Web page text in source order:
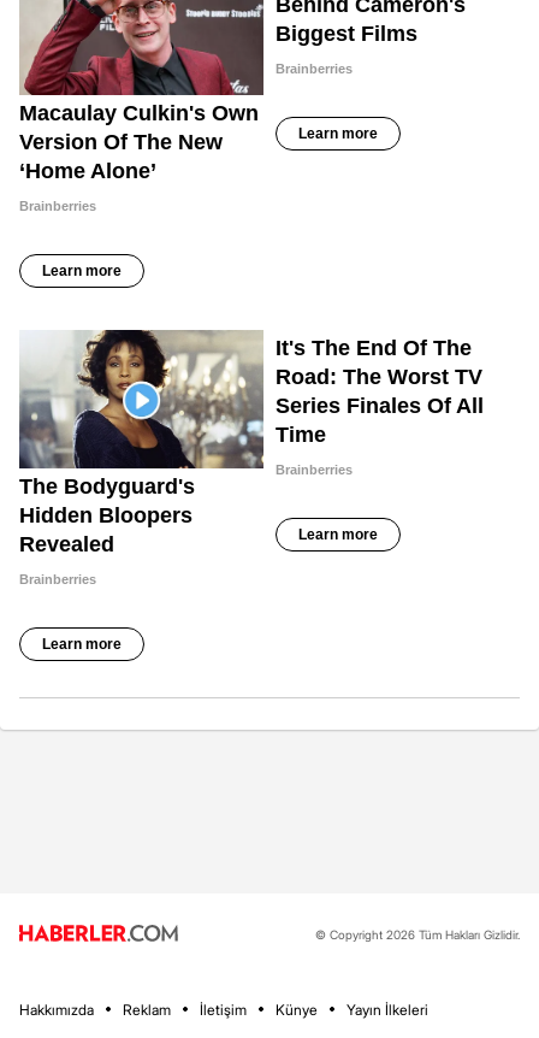
© Copyright 2026 Tüm Hakları Gizlidir.
Hakkımızda Reklam İletişim Künye Yayın İlkeleri